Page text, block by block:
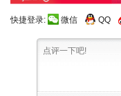
快捷登录: 微信 QQ